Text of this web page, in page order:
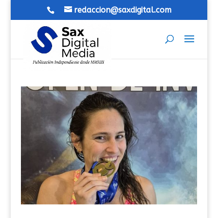
redaccion@saxdigital.com